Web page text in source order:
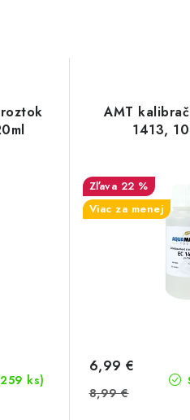
ks)
AMT
1413,
22 %
Viac za menej
6,99 €
8,99 €